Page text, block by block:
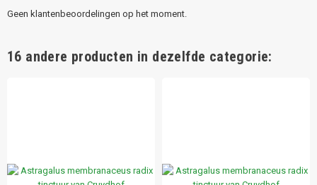
Geen klantenbeoordelingen op het moment.
16 andere producten in dezelfde categorie: